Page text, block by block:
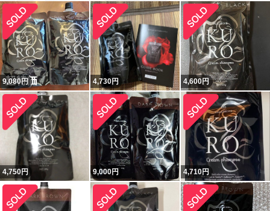
9,080円 4,730円 4,600円
4,750円 9,000円 4,710円